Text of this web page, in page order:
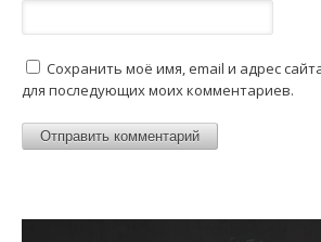
Сохранить моё имя, email и адрес
для последующих моих комментариев.